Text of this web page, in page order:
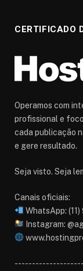
CERTIFICADO
Operamos com
profissional e
cada publicação
e gere resultado.
Seja visto. Seja
Canais oficiais:
WhatsApp:
Instagram: